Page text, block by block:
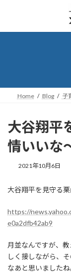
ン
ー
Home Blog 子
大谷翔平
情いいな
2021年10月6日
大谷翔平を見守る栗
https://
e0a2dfb42ab9
月並なんですが、
しく接しながら、
なあと思いましたね